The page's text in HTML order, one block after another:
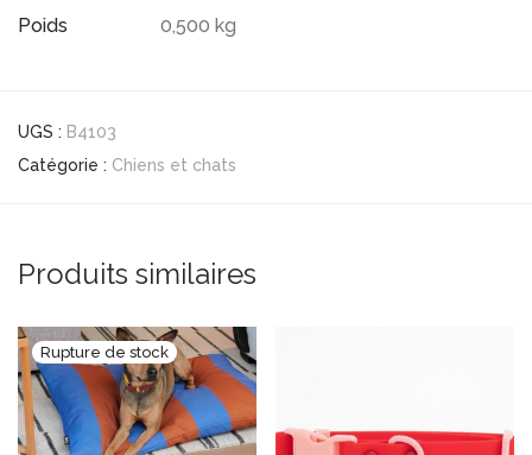
Poids 0,500 kg
UGS : B4103
Catégorie : Chiens et chats
Produits similaires